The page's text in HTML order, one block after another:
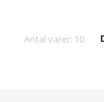
Antal varer: 10